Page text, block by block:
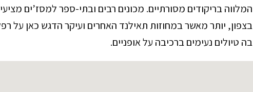
המלווה בריקודים מסורתיים. מכונים רבים ובתי-ספר למסז’ים
בצפון, יותר מאשר במחוזות תאילנד האחרים ועיקר הדגש כאן על
בה טיולים נעימים ברכיבה על אופניים.